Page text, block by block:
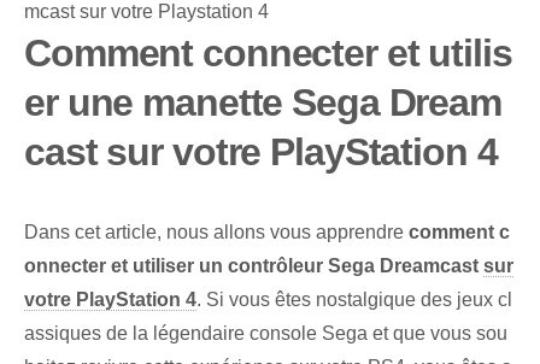
Comment connecter et utilis
er une manette Sega Dream
cast sur votre PlayStation 4
Dans cet article, nous allons vous apprendre comment c
onnecter et utiliser un contrôleur Sega Dreamcast sur
votre PlayStation 4. Si vous êtes nostalgique des jeux cl
assiques de la légendaire console Sega et que vous sou